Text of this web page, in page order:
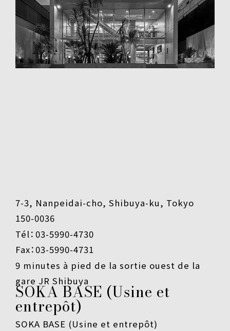
7-3, Nanpeidai-cho, Shibuya-ku, Tokyo
150-0036
Tél：03-5990-4730
Fax：03-5990-4731
9 minutes à pied de la sortie ouest de la
gare JR Shibuya
SOKA BASE (Usine et
entrepôt)
SOKA BASE (Usine et entrepôt)